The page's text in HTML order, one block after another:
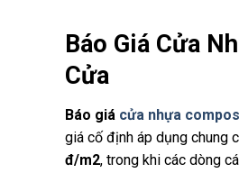
Báo Giá Cửa
Cửa
Báo giá cửa nhựa
giá cố định áp dụng chung
đ/m2, trong khi các dòng